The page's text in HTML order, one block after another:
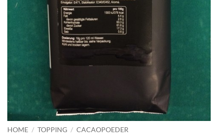
HOME / TOPPING / CACAOPOEDER